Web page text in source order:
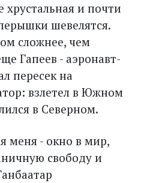
и почти
шевелятся.
сложнее, чем
Гапеев - аэронавт-
пересек на
взлетел в Южном
в Северном.
меня - окно в мир,
свободу и